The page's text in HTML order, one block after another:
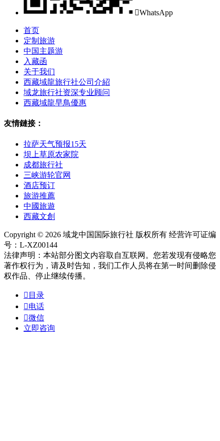
WhatsApp
首页
定制旅游
中国主题游
入藏函
关于我们
西藏域龍旅行社公司介紹
域龙旅行社资深专业顾问
西藏域龍早鳥優惠
友情鏈接：
拉萨天气预报15天
坝上草原农家院
成都旅行社
三峡游轮官网
酒店预订
旅游推薦
中國旅遊
西藏文創
Copyright © 2026 域龙中国国际旅行社 版权所有 经营许可证编
号：L-XZ00144
法律声明：本站部分图文内容取自互联网。您若发现有侵略您
著作权行为，请及时告知，我们工作人员将在第一时间删除侵
权作品、停止继续传播。
 目录
电话
微信
立即咨询